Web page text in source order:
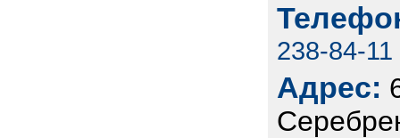
238-84-11
Адрес: